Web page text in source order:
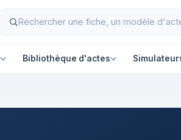
Bibliothèque d'actes